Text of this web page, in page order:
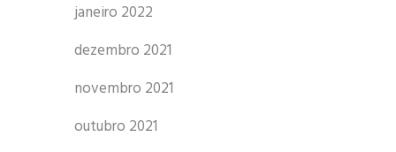
janeiro 2022
dezembro 2021
novembro 2021
outubro 2021